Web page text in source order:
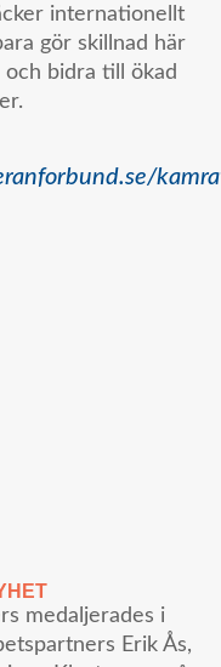
internationellt
gör skillnad här
och bidra till ökad
medaljerades i
Erik Ås,